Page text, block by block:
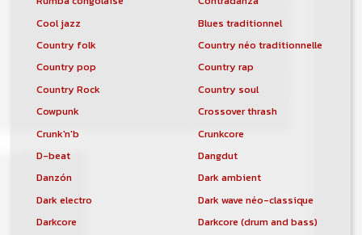
Cool jazz
Blues traditionnel
Country folk
Country néo traditionnelle
Country pop
Country rap
Country Rock
Country soul
Cowpunk
Crossover thrash
Crunk'n'b
Crunkcore
D-beat
Dangdut
Danzón
Dark ambient
Dark electro
Dark wave néo-classique
Darkcore
Darkcore (drum and bass)